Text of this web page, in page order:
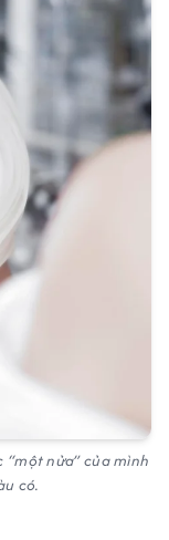
“một nửa” của mình
có.